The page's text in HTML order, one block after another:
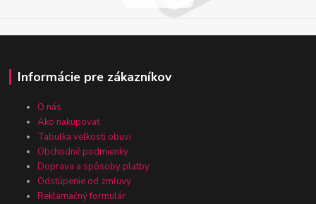
Informácie pre zákazníkov
O nás
Ako nakupovať
Tabuľka veľkosti obuvi
Obchodné podmienky
Doprava a spôsoby platby
Odstúpenie od zmluvy
Reklamačný formulár